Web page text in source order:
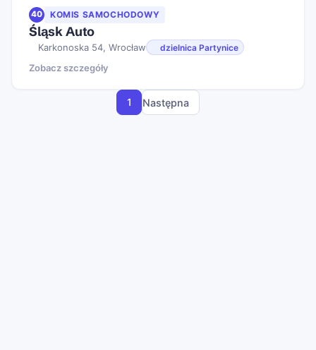
40 KOMIS SAMOCHODOWY
Śląsk Auto
Karkonoska 54, Wrocław dzielnica Partynice
Zobacz szczegóły
1 Następna